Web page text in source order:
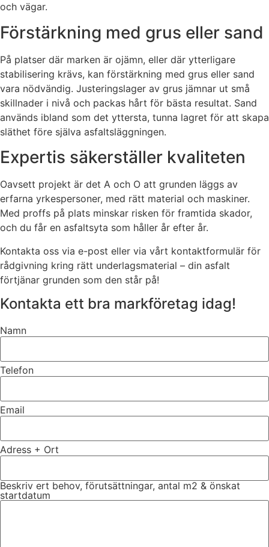
och vägar.
Förstärkning med grus eller sand
På platser där marken är ojämn, eller där ytterligare
stabilisering krävs, kan förstärkning med grus eller sand
vara nödvändig. Justeringslager av grus jämnar ut små
skillnader i nivå och packas hårt för bästa resultat. Sand
används ibland som det yttersta, tunna lagret för att skapa
släthet före själva asfaltsläggningen.
Expertis säkerställer kvaliteten
Oavsett projekt är det A och O att grunden läggs av
erfarna yrkespersoner, med rätt material och maskiner.
Med proffs på plats minskar risken för framtida skador,
och du får en asfaltsyta som håller år efter år.
Kontakta oss via e-post eller via vårt kontaktformulär för
rådgivning kring rätt underlagsmaterial – din asfalt
förtjänar grunden som den står på!
Kontakta ett bra markföretag idag!
Namn
Telefon
Email
Adress + Ort
Beskriv ert behov, förutsättningar, antal m2 & önskat
startdatum